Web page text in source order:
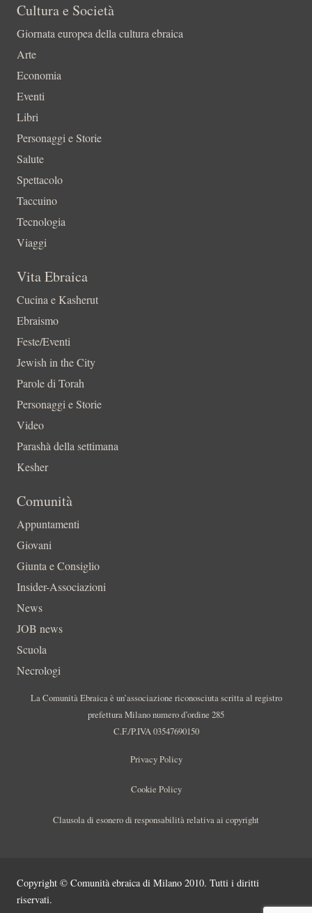
Cultura e Società
Giornata europea della cultura ebraica
Arte
Economia
Eventi
Libri
Personaggi e Storie
Salute
Spettacolo
Taccuino
Tecnologia
Viaggi
Vita Ebraica
Cucina e Kasherut
Ebraismo
Feste/Eventi
Jewish in the City
Parole di Torah
Personaggi e Storie
Video
Parashà della settimana
Kesher
Comunità
Appuntamenti
Giovani
Giunta e Consiglio
Insider-Associazioni
News
JOB news
Scuola
Necrologi
La Comunità Ebraica è un’associazione riconosciuta scritta al registro
prefettura Milano numero d’ordine 285
C.F./P.IVA 03547690150
Privacy Policy
Cookie Policy
Clausola di esonero di responsabilità relativa ai copyright
Copyright © Comunità ebraica di Milano 2010. Tutti i diritti
riservati.